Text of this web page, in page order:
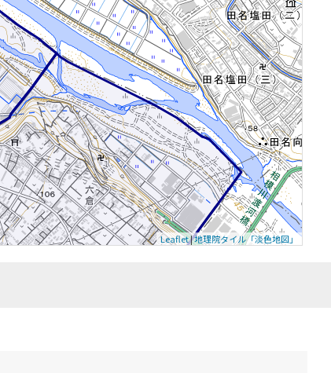
Leaflet|地理院タイル「淡色地図」